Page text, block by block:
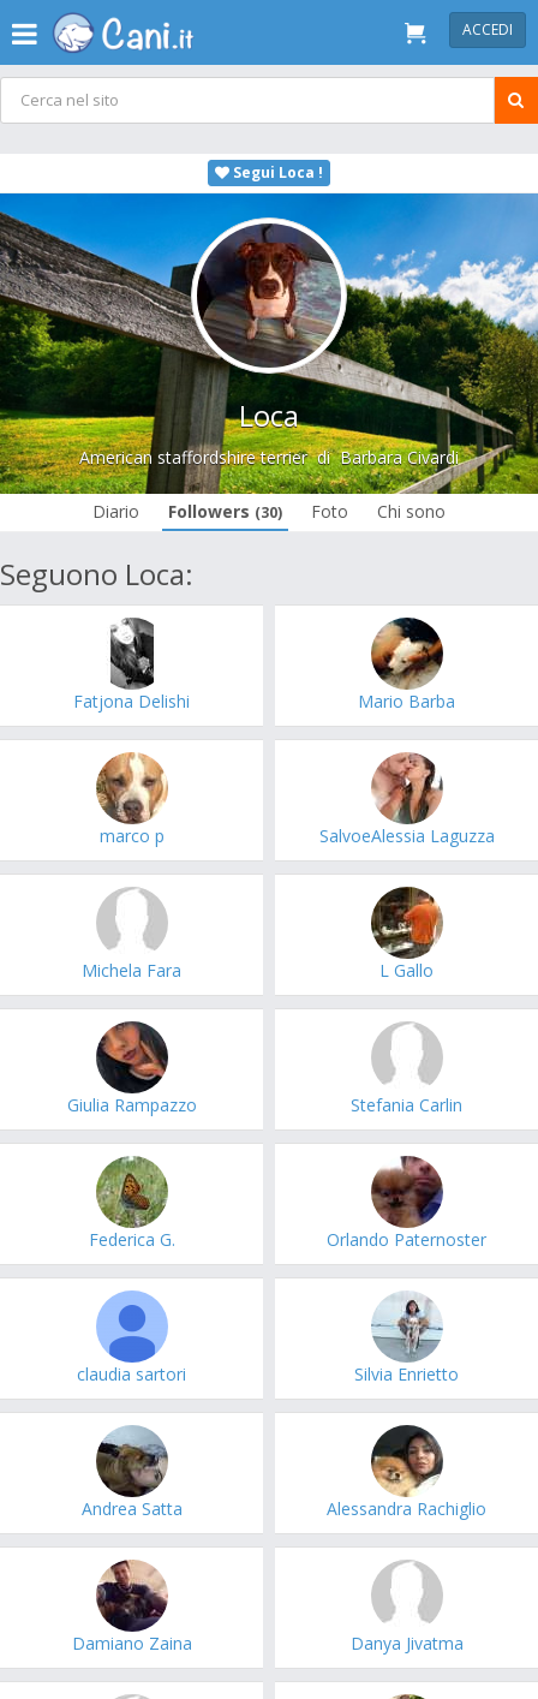
ACCEDI
Segui Loca !
Loca
American staffordshire terrierdiBarbara Civardi
Diario Followers (30) Foto Chi sono
Seguono Loca:
Fatjona Delishi Mario Barba
marco p SalvoeAlessia Laguzza
Michela Fara L Gallo
Giulia Rampazzo Stefania Carlin
Federica G. Orlando Paternoster
claudia sartori Silvia Enrietto
Andrea Satta Alessandra Rachiglio
Damiano Zaina Danya Jivatma